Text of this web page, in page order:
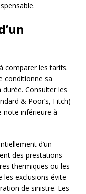
comparer les tarifs.
conditionne sa
Consulter les
& Poor’s, Fitch)
note inférieure à
d’un
des prestations
thermiques ou les
les exclusions évite
de sinistre. Les